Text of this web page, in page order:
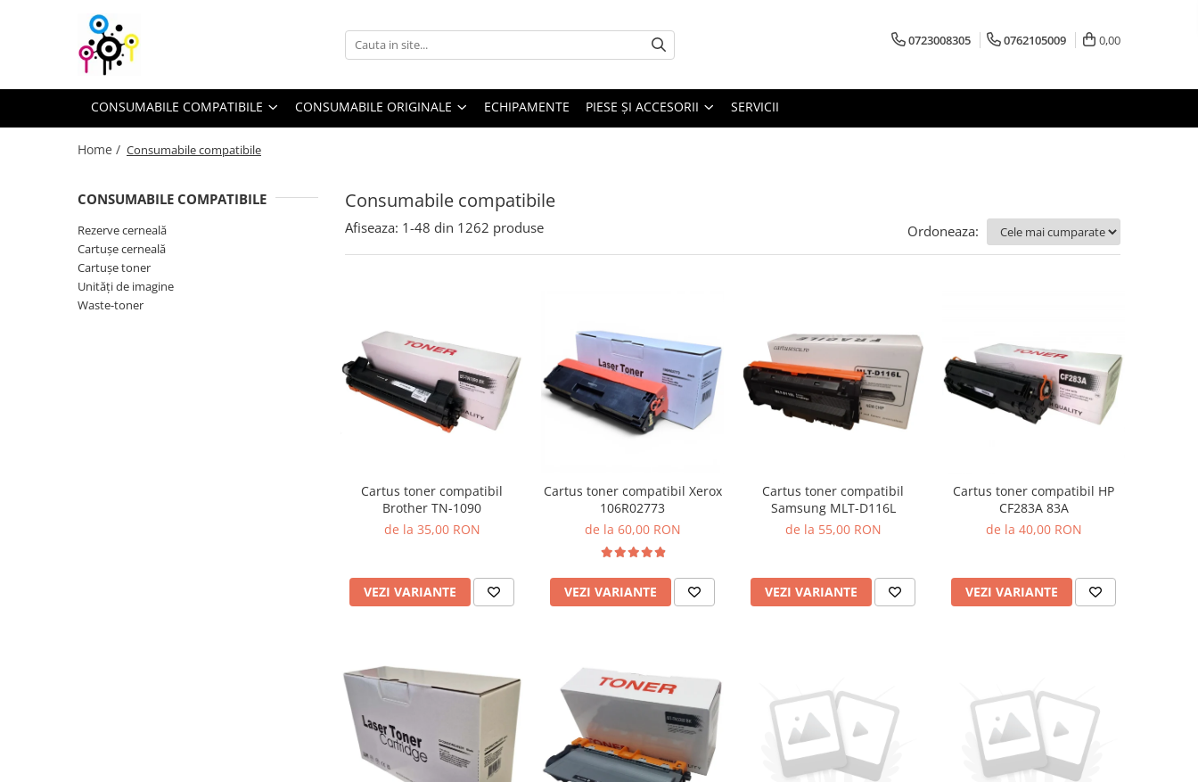
Consumabile compatibile
Cartuşe cerneală
Unităţi de imagine
Rezerve cerneală
Consumabile originale
Cartuşe inkjet
Flacoane cerneală
Piese şi accesorii
Cerneală refill
0723008305 0762105009 0,00
CONSUMABILE COMPATIBILE CONSUMABILE ORIGINALE ECHIPAMENTE PIESE ŞI ACCESORII SERVICII
Home / Consumabile compatibile
Consumabile compatibile
CONSUMABILE COMPATIBILE
Rezerve cerneală
Cartuşe cerneală
Cartuşe toner
Unităţi de imagine
Waste-toner
Afiseaza: 1-48 din 1262 produse Ordoneaza:
Cartus toner compatibil
Brother TN-1090
de la 35,00 RON
VEZI VARIANTE
Cartus toner compatibil Xerox
106R02773
de la 60,00 RON
VEZI VARIANTE
Cartus toner compatibil
Samsung MLT-D116L
de la 55,00 RON
VEZI VARIANTE
Cartus toner compatibil HP
CF283A 83A
de la 40,00 RON
VEZI VARIANTE